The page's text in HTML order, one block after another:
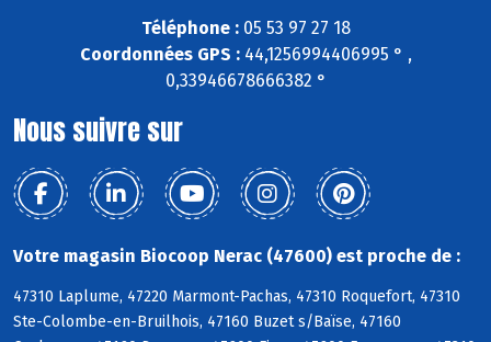
Téléphone :05 53 97 27 18
Coordonnées GPS :44,1256994406995 ° ,
0,33946678666382 °
Nous suivre sur
Votre magasin Biocoop Nerac (47600) est proche de :
47310 Laplume, 47220 Marmont-Pachas, 47310 Roquefort, 47310
Ste-Colombe-en-Bruilhois, 47160 Buzet s/Baïse, 47160